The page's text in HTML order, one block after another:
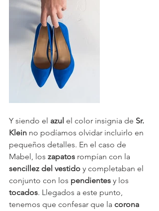
Y siendo el azul el color insignia de Sr.
Klein no podíamos olvidar incluirlo en
pequeños detalles. En el caso de
Mabel, los zapatos rompían con la
sencillez del vestido y completaban el
conjunto con los pendientes y los
tocados. Llegados a este punto,
tenemos que confesar que la corona